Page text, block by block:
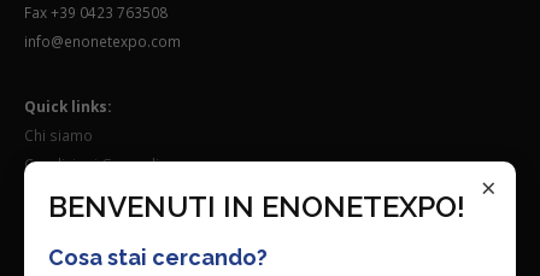
×
BENVENUTI IN ENONETEXPO!
Cosa stai cercando?
Fax +39 0423 763508
info@enonetexpo.com
Quick links:
Chi siamo
Condizioni Generali
Lavora con noi
Seguici su: